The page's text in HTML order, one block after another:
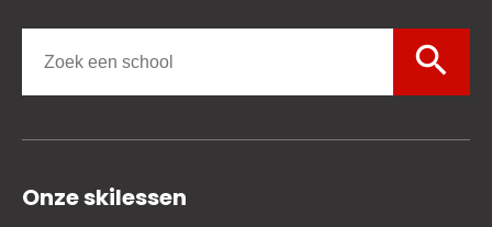
search
Onze skilessen